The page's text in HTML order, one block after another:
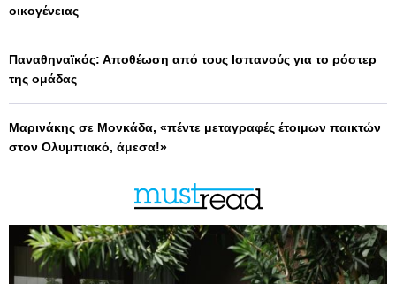
οικογένειας
Παναθηναϊκός: Αποθέωση από τους Ισπανούς για το ρόστερ
της ομάδας
Μαρινάκης σε Μονκάδα, «πέντε μεταγραφές έτοιμων παικτών
στον Ολυμπιακό, άμεσα!»